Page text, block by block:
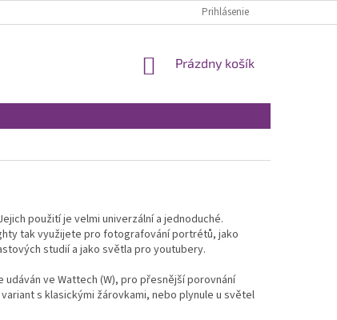
A REKLAMÁCIA OBCHODNÉ PODMIENKYPrihlásenie
NÁKUPNÝ
Prázdny košík
použití je velmi univerzální a jednoduché.
tak využijete pro fotografování portrétů, jako
studií a jako světla pro youtubery.
ve Wattech (W), pro přesnější porovnání
s klasickými žárovkami, nebo plynule u světel